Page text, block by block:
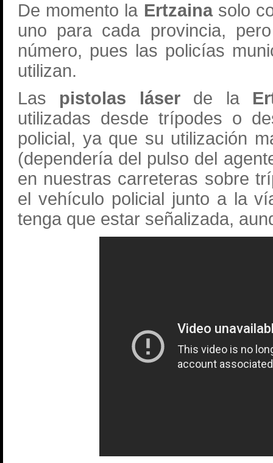
De momento la Ertzaina solo
uno para cada provincia,
número, pues las policías
utilizan.
Las pistolas láser de la
utilizadas desde trípodes o
policial, ya que su utilización
(dependería del pulso del
en nuestras carreteras sobre
el vehículo policial junto a la
tenga que estar señalizada,